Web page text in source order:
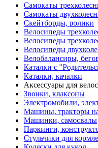
Самокаты
Самокаты
Скейтборды, ролики
Велосипеды
Велосипеды
Велосипеды
Велобалансиры,
Каталки с
Каталки, качалки
Аксессуары для
Звонки, клаксоны
Электромобили,
Машины, тракторы
Машинки, самосвалы
Паркинги,
Стульчики для